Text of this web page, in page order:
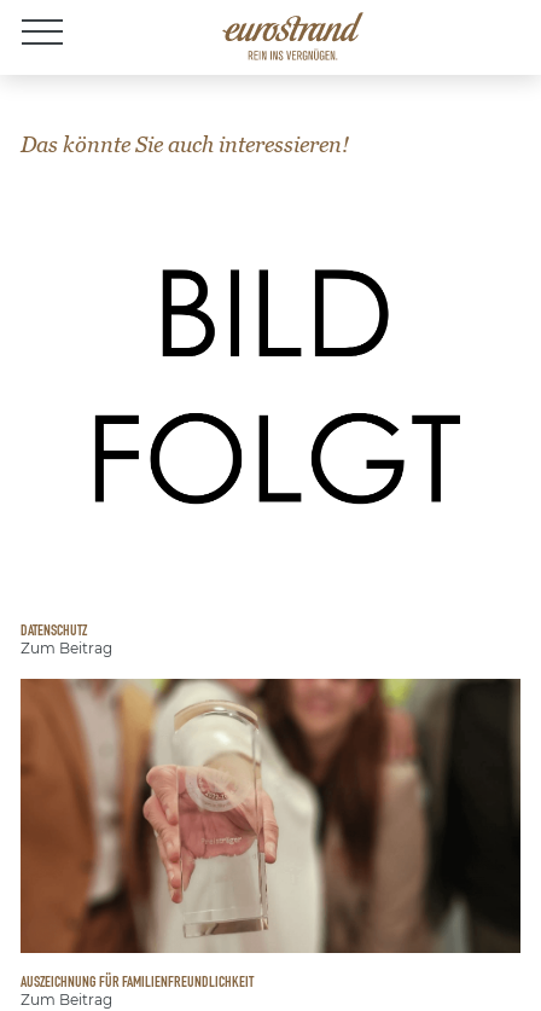
Jobs
Das könnte Sie auch interessieren!
DATENSCHUTZ
Zum Beitrag
AUSZEICHNUNG FÜR FAMILIENFREUNDLICHKEIT
Zum Beitrag